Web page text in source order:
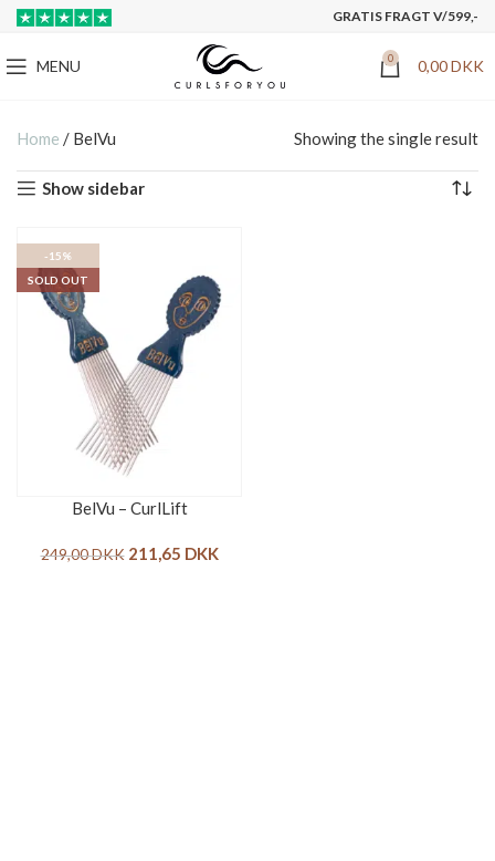
GRATIS FRAGT V/599,-
MENU 0 0,00DKK
Home / BelVu Showing the single result
Show sidebar
-15%
SOLD OUT
BelVu – CurlLift
249,00DKK 211,65 DKK